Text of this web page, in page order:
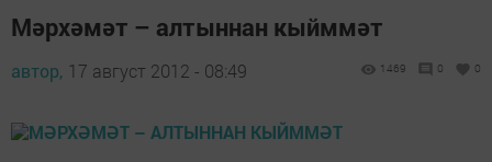
Мәрхәмәт – алтыннан кыйммәт
автор, 17 август 2012 - 08:49 1469 0 0